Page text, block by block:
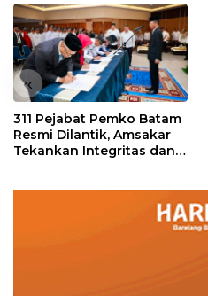
«
311 Pejabat Pemko Batam
Resmi Dilantik, Amsakar
Tekankan Integritas dan